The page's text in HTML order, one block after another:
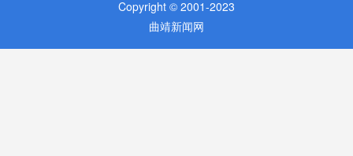
Copyright © 2001-2023
曲靖新闻网